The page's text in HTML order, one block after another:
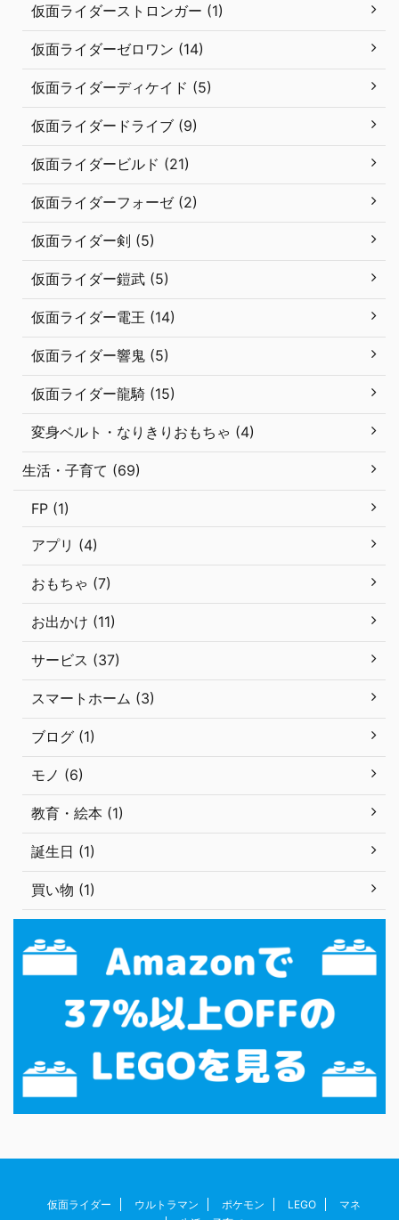
仮面ライダーストロンガー (1)
仮面ライダーゼロワン (14)
仮面ライダーディケイド (5)
仮面ライダードライブ (9)
仮面ライダービルド (21)
仮面ライダーフォーゼ (2)
仮面ライダー剣 (5)
仮面ライダー鎧武 (5)
仮面ライダー電王 (14)
仮面ライダー響鬼 (5)
仮面ライダー龍騎 (15)
変身ベルト・なりきりおもちゃ (4)
生活・子育て (69)
FP (1)
アプリ (4)
おもちゃ (7)
お出かけ (11)
サービス (37)
スマートホーム (3)
ブログ (1)
モノ (6)
教育・絵本 (1)
誕生日 (1)
買い物 (1)
仮面ライダー ウルトラマン ポケモン LEGO
マネ